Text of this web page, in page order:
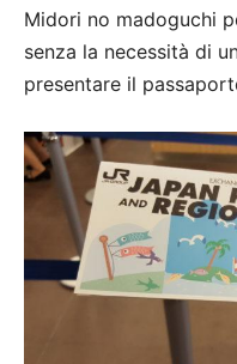
Midori no madoguchi
senza la necessità di
presentare il